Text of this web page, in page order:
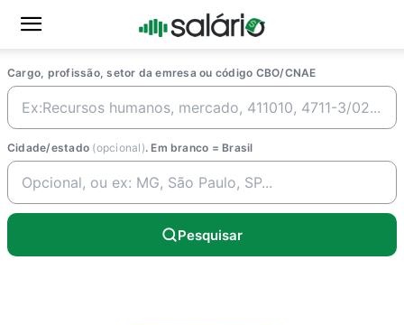
Cargo, profissão, setor da emresa ou código CBO/CNAE
Cidade/estado (opcional). Em branco = Brasil
Pesquisar